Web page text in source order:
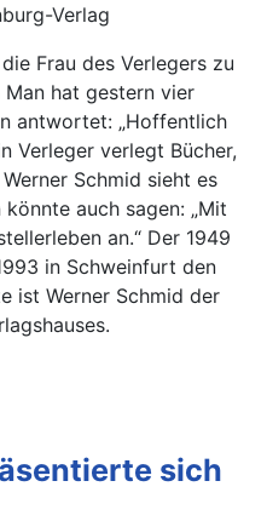
Verlag
Frau des Verlegers zu
Man hat gestern vier
antwortet: „Hoffentlich
Verleger verlegt Bücher,
Schmid sieht es
auch sagen: „Mit
an.“ Der 1949
in Schweinfurt den
ist Werner Schmid der
sich